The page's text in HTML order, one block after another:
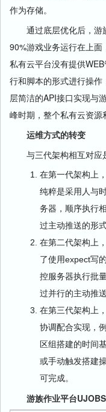
作为存储。
通过底层优化后，游
90%游戏业务运行在上
私有云平台没有提供
行和脚本的形式进行操
层简洁的API接口实现与
峰时期，整个私有云资源
运维方式的转变
与三代架构相互对应
在第一代架构上
纯粹是采用人与
务器，顺序执行
过主动推送的形
在第二代架构上
了使用expect写
控服务器执行批
过并行的主动推送
在第三代架构上
协调配合实现，
区组搭建的时间
或手动触发搭建
可完成。
游族作业平台UJOBS